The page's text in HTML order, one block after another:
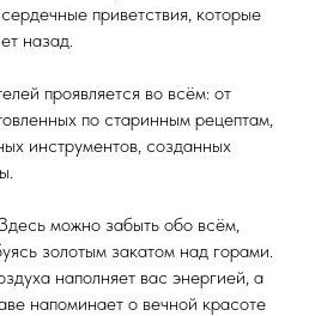
приветствия, которые
назад.
проявляется во всём: от
по старинным рецептам,
инструментов, созданных
можно забыть обо всём,
золотым закатом над горами.
наполняет вас энергией, а
напоминает о вечной красоте